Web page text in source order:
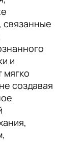
связанные
и
мягко
создавая